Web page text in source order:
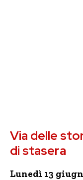
Via delle
di stasera
Lunedì 13